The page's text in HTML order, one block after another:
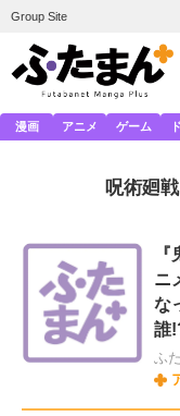
Group Site
漫画 アニメ ゲーム
呪術廻戦
ニ
な
誰
ふ